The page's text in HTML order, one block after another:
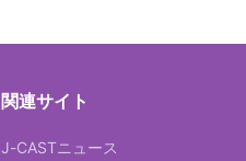
関連サイト
J-CASTニュース